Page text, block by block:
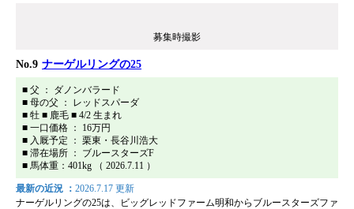
募集時撮影
No.9 ナーゲルリングの25
■ 父 ： ダノンバラード
■ 母の父 ： レッドスパーダ
■ 牡 ■ 鹿毛 ■ 4/2 生まれ
■ 一口価格 ： 16万円
■ 入厩予定 ： 栗東・長谷川浩大
■ 滞在場所 ： ブルースターズF
■ 馬体重：401kg （ 2026.7.11 ）
最新の近況 ： 2026.7.17 更新
ナーゲルリングの25は、ビッグレッドファーム明和からブルースターズファ